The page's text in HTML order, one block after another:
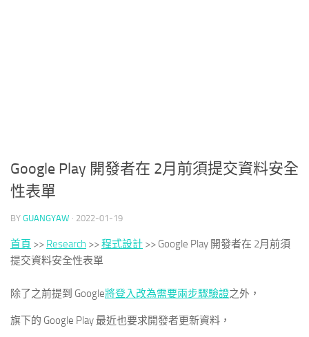
Google Play 開發者在 2月前須提交資料安全
性表單
BY GUANGYAW · 2022-01-19
首頁 >> Research >>程式設計 >> Google Play 開發者在 2月前須
提交資料安全性表單
除了之前提到 Google將登入改為需要兩步驟驗證之外，
旗下的 Google Play 最近也要求開發者更新資料，